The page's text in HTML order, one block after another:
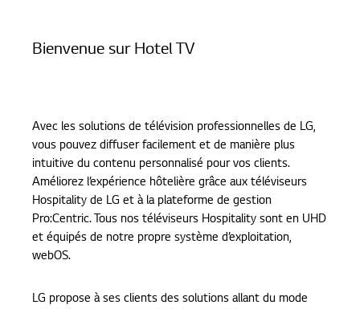
Hotel TV
Bienvenue sur Hotel TV
Avec les solutions de télévision professionnelles de LG,
vous pouvez diffuser facilement et de manière plus
intuitive du contenu personnalisé pour vos clients.
Améliorez l’expérience hôtelière grâce aux téléviseurs
Hospitality de LG et à la plateforme de gestion
Pro:Centric. Tous nos téléviseurs Hospitality sont en UHD
et équipés de notre propre système d’exploitation,
webOS.
LG propose à ses clients des solutions allant du mode